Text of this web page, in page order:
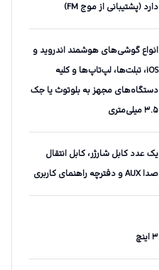
دارد (پشتیبانی از موج FM)
انواع گوشی‌های هوشمند اندروید و
iOS، تبلت‌ها، لپ‌تاپ‌ها و کلیه
دستگاه‌های مجهز به بلوتوث یا جک
۳.۵ میلی‌متری
یک عدد کابل شارژر، کابل انتقال
صدا AUX و دفترچه راهنمای کاربری
۳ اینچ